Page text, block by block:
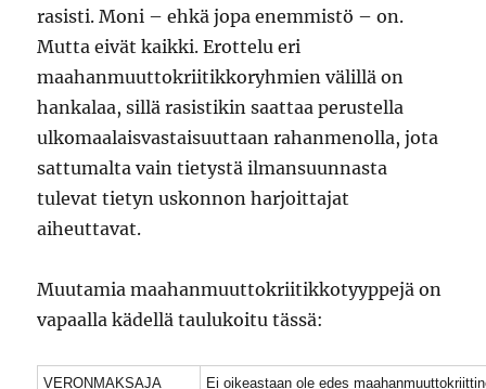
rasisti. Moni – ehkä jopa enemmistö – on.
Mutta eivät kaikki. Erottelu eri
maahanmuuttokriitikkoryhmien välillä on
hankalaa, sillä rasistikin saattaa perustella
ulkomaalaisvastaisuuttaan rahanmenolla, jota
sattumalta vain tietystä ilmansuunnasta
tulevat tietyn uskonnon harjoittajat
aiheuttavat.
Muutamia maahanmuuttokriitikkotyyppejä on
vapaalla kädellä taulukoitu tässä:
VERONMAKSAJA
Ei oikeastaan ole edes